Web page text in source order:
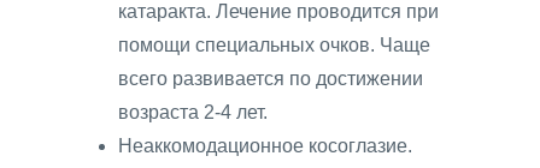
катаракта. Лечение проводится при
помощи специальных очков. Чаще
всего развивается по достижении
возраста 2-4 лет.
Неаккомодационное косоглазие.